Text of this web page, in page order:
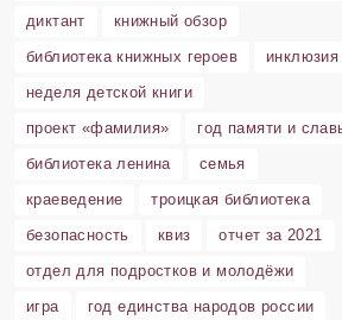
диктант
книжный обзор
библиотека книжных героев
инклюзия
неделя детской книги
проект «фамилия»
год памяти и
библиотека ленина
семья
краеведение
троицкая библиотека
безопасность
квиз
отчет за 2021
отдел для подростков и молодёжи
игра
год единства народов россии